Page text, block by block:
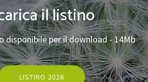
il listino
disponibile per il download - 14Mb
LISTINO 2026